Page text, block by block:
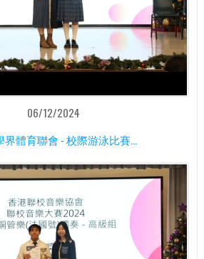
06/12/2024
界體育聯會 - 校際游泳比賽...